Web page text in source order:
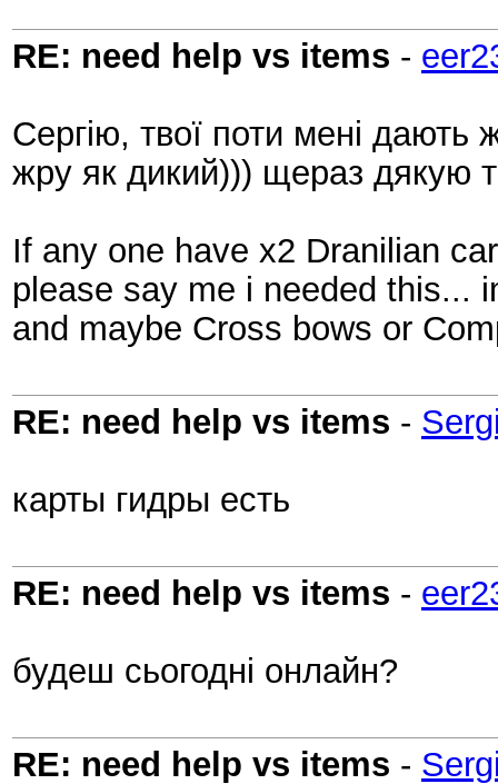
RE: need help vs items -
Сергію, твої поти мені дають
жру як дикий))) щераз дякую
If any one have x2 Dranilian
please say me i needed this...
and maybe Cross bows or
RE: need help vs items -
карты гидры есть
RE: need help vs items -
будеш сьогодні онлайн?
RE: need help vs items -